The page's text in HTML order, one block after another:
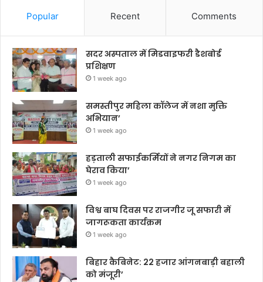
Popular Recent Comments
सदर अस्पताल में मिडवाइफरी डैशबोर्ड
प्रशिक्षण
1 week ago
समस्तीपुर महिला कॉलेज में नशा मुक्ति
अभियान’
1 week ago
हड़ताली सफाईकर्मियों ने नगर निगम का
घेराव किया’
1 week ago
विश्व बाघ दिवस पर राजगीर जू सफारी में
जागरूकता कार्यक्रम
1 week ago
बिहार कैबिनेट: 22 हजार आंगनबाड़ी बहाली
को मंजूरी’